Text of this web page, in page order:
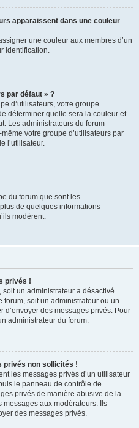
apparaissent dans une couleur
une couleur aux membres d’un
identification.
par défaut » ?
d’utilisateurs, votre groupe
déterminer quelle sera la couleur et
Les administrateurs du forum
votre groupe d’utilisateurs par
l’utilisateur.
du forum que sont les
de quelques informations
modèrent.
privés !
soit un administrateur a désactivé
soit un administrateur ou un
des messages privés. Pour
administrateur du forum.
privés non sollicités !
les messages privés d’un utilisateur
le panneau de contrôle de
privés de manière abusive de la
messages aux modérateurs. Ils
des messages privés.